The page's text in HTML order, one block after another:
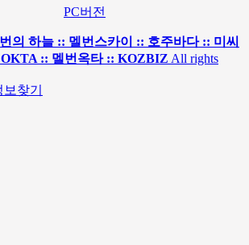
PC버전
의 하늘 :: 멜번스카이 :: 호주바다 :: 미씨
:: 멜번옥타 :: KOZBIZ All rights
보찾기